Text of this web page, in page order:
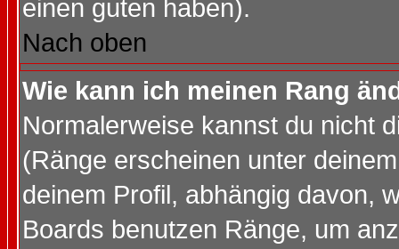
einen guten haben).
Nach oben
Wie kann ich meinen Rang
Normalerweise kannst du nicht
(Ränge erscheinen unter
deinem Profil, abhängig davon,
Boards benutzen Ränge, um